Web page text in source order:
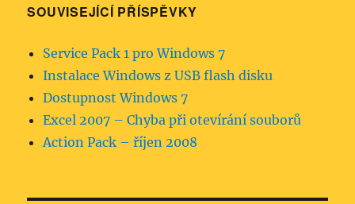
SOUVISEJÍCÍ PŘÍSPĚVKY
Service Pack 1 pro Windows 7
Instalace Windows z USB flash disku
Dostupnost Windows 7
Excel 2007 – Chyba při otevírání souborů
Action Pack – říjen 2008